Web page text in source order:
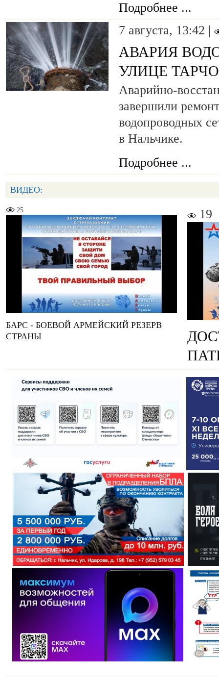
Подробнее ...
7 августа, 13:42 |
АВАРИЯ
УЛИЦЕ
Аварийно-
завершили
водопроводных
в Нальчике.
Подробнее ...
ВИДЕО:
25
БАРС - БОЕВОЙ АРМЕЙСКИЙ РЕЗЕРВ
СТРАНЫ
19